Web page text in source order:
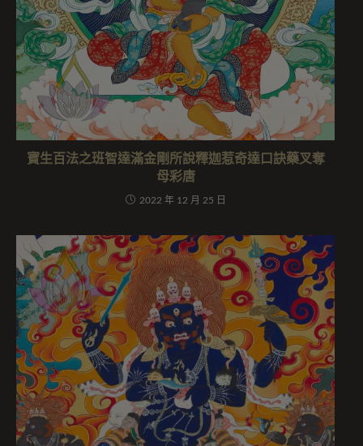
寶生百法之班智達滿金剛所說釋迦惹奇達口訣藥叉奪
母彩唐
2022 年 12 月 25 日